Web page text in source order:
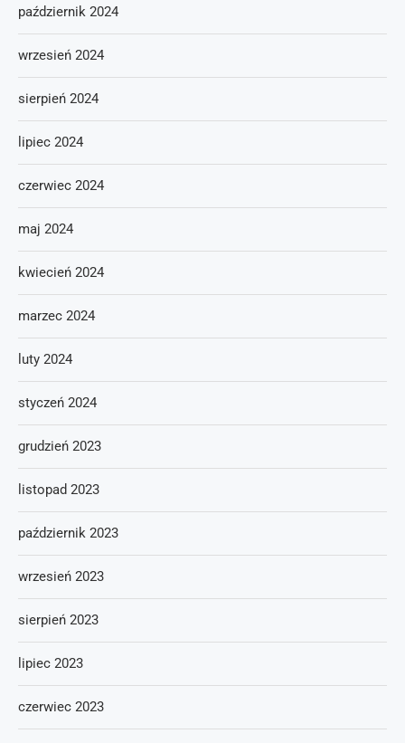
październik 2024
wrzesień 2024
sierpień 2024
lipiec 2024
czerwiec 2024
maj 2024
kwiecień 2024
marzec 2024
luty 2024
styczeń 2024
grudzień 2023
listopad 2023
październik 2023
wrzesień 2023
sierpień 2023
lipiec 2023
czerwiec 2023